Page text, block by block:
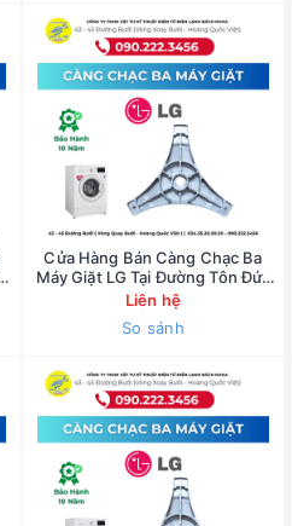
Cửa Hàng Bán Càng Chạc Ba
Máy Giặt LG Tại Đường Tôn Đức
Thắng - 0902223456
Liên hệ
So sánh